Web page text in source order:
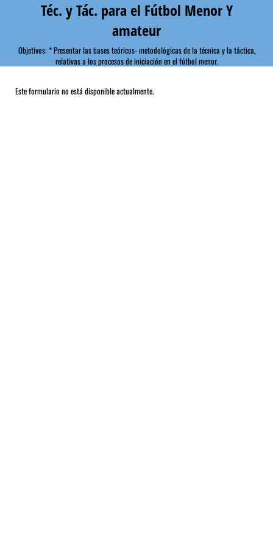
Téc. y Tác. para el Fútbol Menor Y
amateur
Objetivos: * Presentar las bases teóricos- metodológicas de la técnica y la táctica,
relativas a los procesos de iniciación en el fútbol menor.
Este formulario no está disponible actualmente.